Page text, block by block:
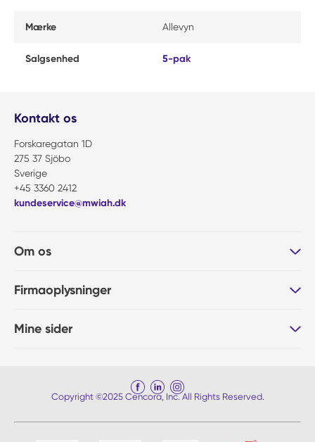
Mærke Allevyn
Salgsenhed 5-pak
Kontakt os
Forskaregatan 1D
275 37 Sjöbo
Sverige
+45 3360 2412
kundeservice@mwiah.dk
Om os
Firmaoplysninger
Mine sider
Copyright ©2025 Cencora, Inc. All Rights Reserved.